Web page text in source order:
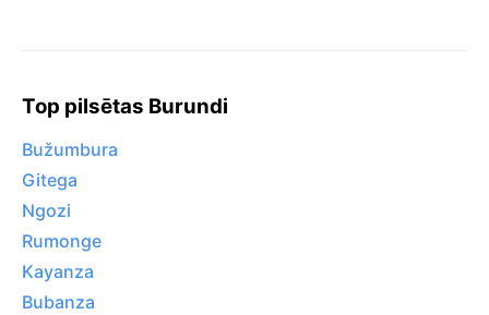
Top pilsētas Burundi
Bužumbura
Gitega
Ngozi
Rumonge
Kayanza
Bubanza